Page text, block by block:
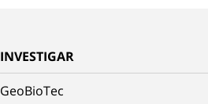
INVESTIGAR
GeoBioTec